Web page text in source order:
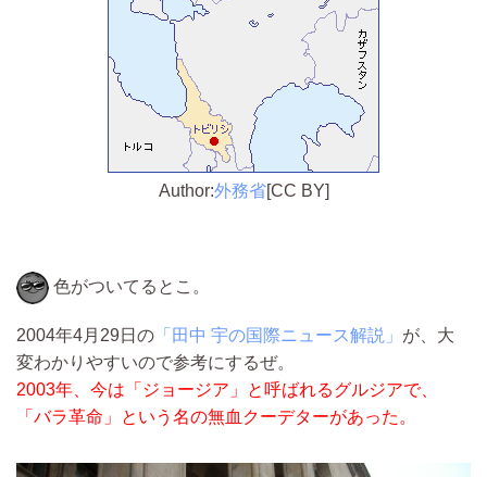
Author:外務省[CC BY]
色がついてるとこ。
2004年4月29日の 「田中 宇の国際ニュース解説」 が、大
変わかりやすいので参考にするぜ。
2003年、今は「ジョージア」と呼ばれるグルジアで、
「バラ革命」という名の無血クーデターがあった。